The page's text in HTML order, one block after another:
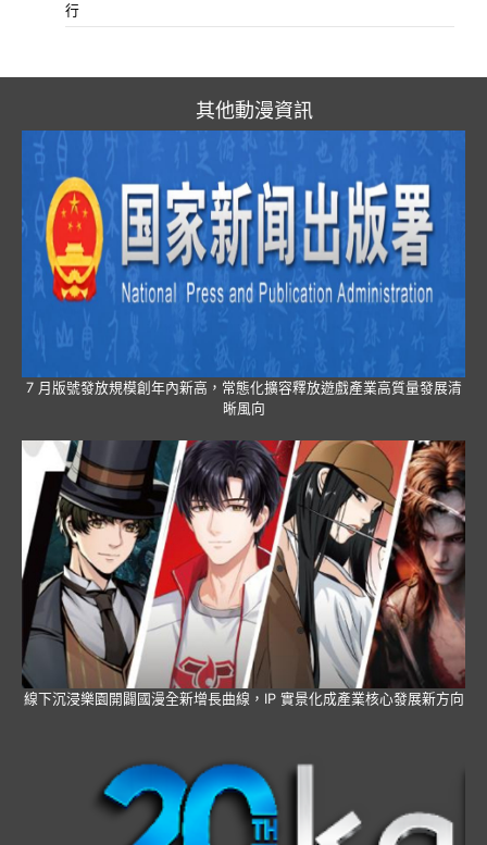
行
其他動漫資訊
7 月版號發放規模創年內新高，常態化擴容釋放遊戲產業高質量發展清
晰風向
線下沉浸樂園開闢國漫全新增長曲線，IP 實景化成產業核心發展新方向